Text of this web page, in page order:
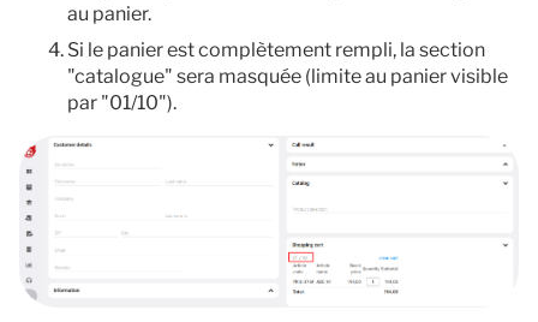
au panier.
Si le panier est complètement rempli, la section
"catalogue" sera masquée (limite au panier visible
par "01/10").